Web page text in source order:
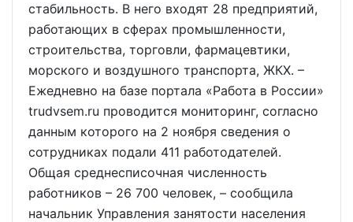
стабильность. В него входят 28 предприятий,
работающих в сферах промышленности,
строительства, торговли, фармацевтики,
морского и воздушного транспорта, ЖКХ. –
Ежедневно на базе портала «Работа в России»
trudvsem.ru проводится мониторинг, согласно
данным которого на 2 ноября сведения о
сотрудниках подали 411 работодателей.
Общая среднесписочная численность
работников – 26 700 человек, – сообщила
начальник Управления занятости населения